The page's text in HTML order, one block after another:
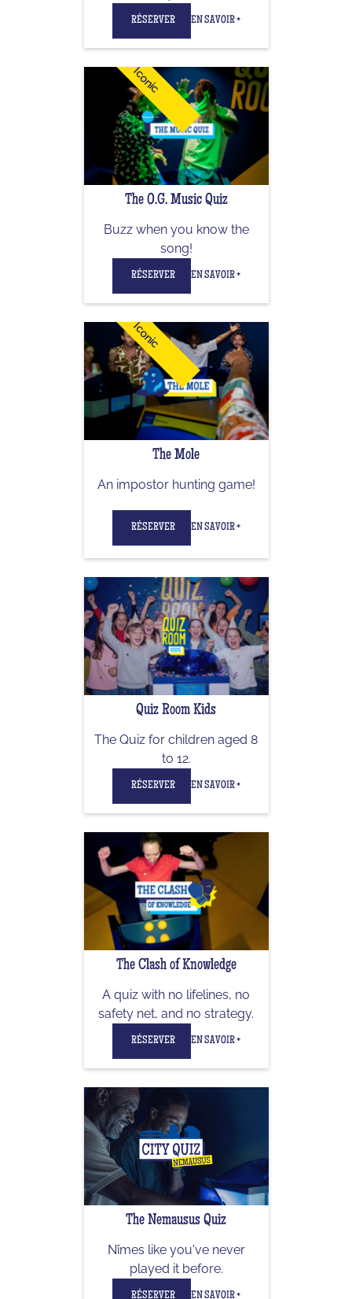
RÉSERVER EN SAVOIR +
Iconic
The O.G. Music Quiz
Buzz when you know the
song!
RÉSERVER EN SAVOIR +
Iconic
The Mole
An impostor hunting game!
RÉSERVER EN SAVOIR +
Quiz Room Kids
The Quiz for children aged 8
to 12.
RÉSERVER EN SAVOIR +
The Clash of Knowledge
A quiz with no lifelines, no
safety net, and no strategy.
RÉSERVER EN SAVOIR +
The Nemausus Quiz
Nîmes like you've never
played it before.
RÉSERVER EN SAVOIR +